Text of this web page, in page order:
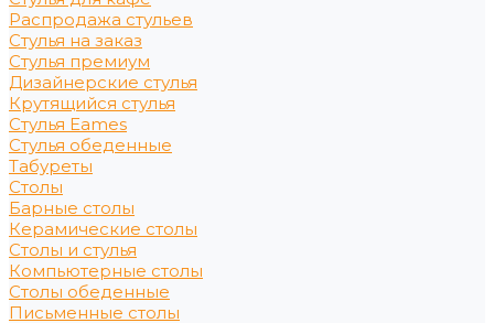
Распродажа стульев
Стулья на заказ
Стулья премиум
Дизайнерские стулья
Крутящийся стулья
Стулья Eames
Стулья обеденные
Табуреты
Столы
Барные столы
Керамические столы
Столы и стулья
Компьютерные столы
Столы обеденные
Письменные столы